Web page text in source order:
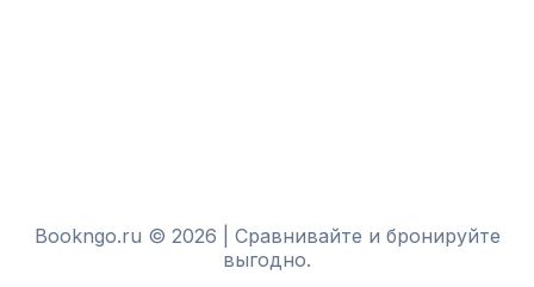
Bookngo.ru © 2026 | Сравнивайте и бронируйте
выгодно.